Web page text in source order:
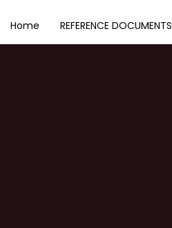
Home REFERENCE DOCUMENTS